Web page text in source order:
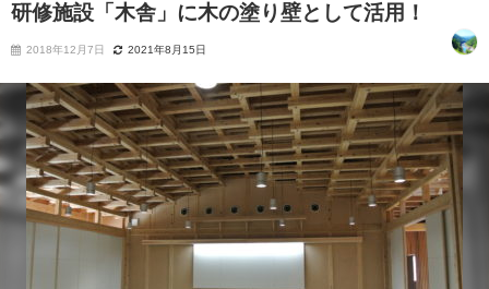
研修施設「木舎」に木の塗り壁として活用！
2018年12月7日 2021年8月15日